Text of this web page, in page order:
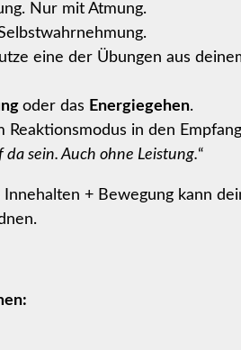
Nur mit Atmung.
eine der Übungen aus
oder das Energiegehen.
Reaktionsmodus in den
da sein. Auch ohne Leistung.“
+ Bewegung kann